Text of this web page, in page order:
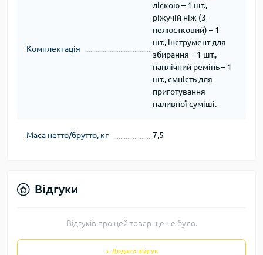
Комплектація
ліскою – 1 шт.,
ріжучій ніж (3-
пелюстковий) – 1
шт., інструмент для
збирання – 1 шт.,
наплічний ремінь – 1
шт., ємність для
приготування
паливної суміші.
Маса нетто/брутто, кг 7,5
Відгуки
Відгуків про цей товар ще не було.
+ Додати відгук